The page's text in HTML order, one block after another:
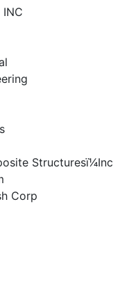
Structuresï1⁄4Inc
Corp